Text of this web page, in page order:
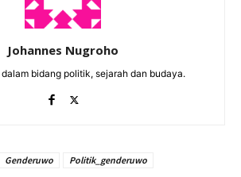
Johannes Nugroho
bidang politik, sejarah dan budaya.
Genderuwo
Politik_genderuwo